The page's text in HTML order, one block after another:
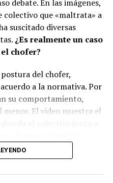
debate. En las imágenes,
colectivo que «maltrata» a
suscitado diversas
¿Es realmente un caso
chofer?
del chofer,
a la normativa. Por
su comportamiento,
El video muestra el
incómodos, el
auriculares al niño.